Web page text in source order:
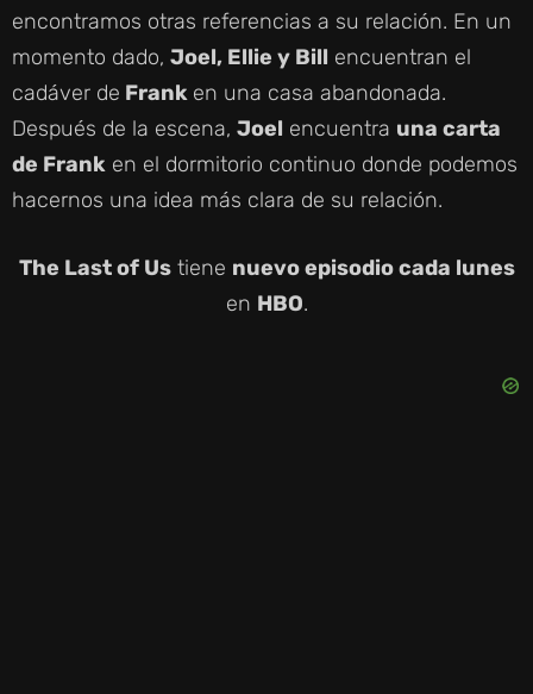
encontramos otras referencias a su relación. En un
momento dado, Joel, Ellie y Bill encuentran el
cadáver de Frank en una casa abandonada.
Después de la escena, Joel encuentra una carta
de Frank en el dormitorio continuo donde podemos
hacernos una idea más clara de su relación.
The Last of Ustiene nuevo episodio cada lunes
en HBO.